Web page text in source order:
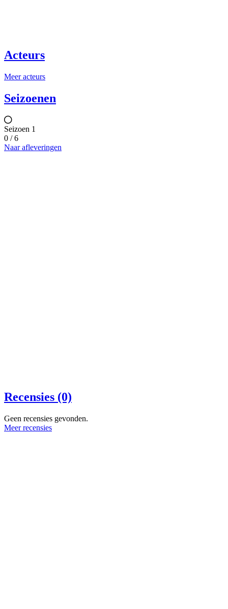
Acteurs
Meer acteurs
Seizoenen
Seizoen 1
0 / 6
Naar afleveringen
Recensies (0)
Geen recensies gevonden.
Meer recensies